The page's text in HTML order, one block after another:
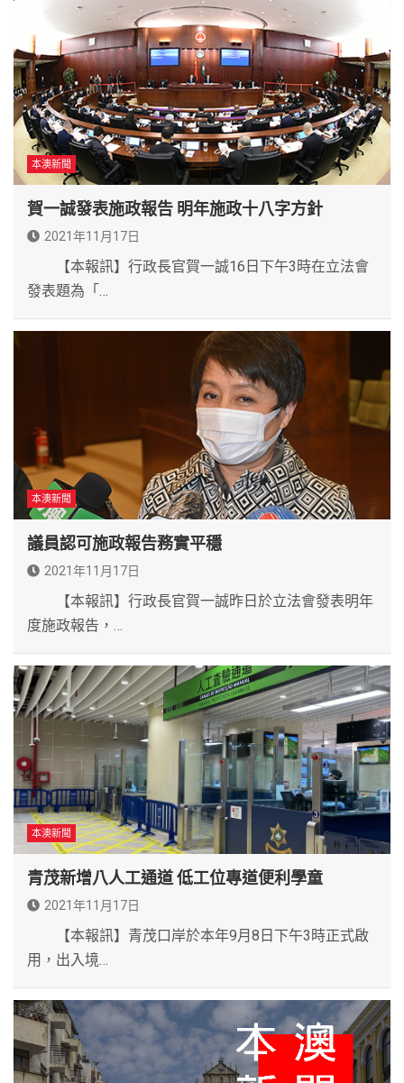
本澳新聞
賀一誠發表施政報告 明年施政十八字方針
2021年11月17日
【本報訊】行政長官賀一誠16日下午3時在立法會
發表題為「…
本澳新聞
議員認可施政報告務實平穩
2021年11月17日
【本報訊】行政長官賀一誠昨日於立法會發表明年
度施政報告，…
本澳新聞
青茂新增八人工通道 低工位專道便利學童
2021年11月17日
【本報訊】青茂口岸於本年9月8日下午3時正式啟
用，出入境…